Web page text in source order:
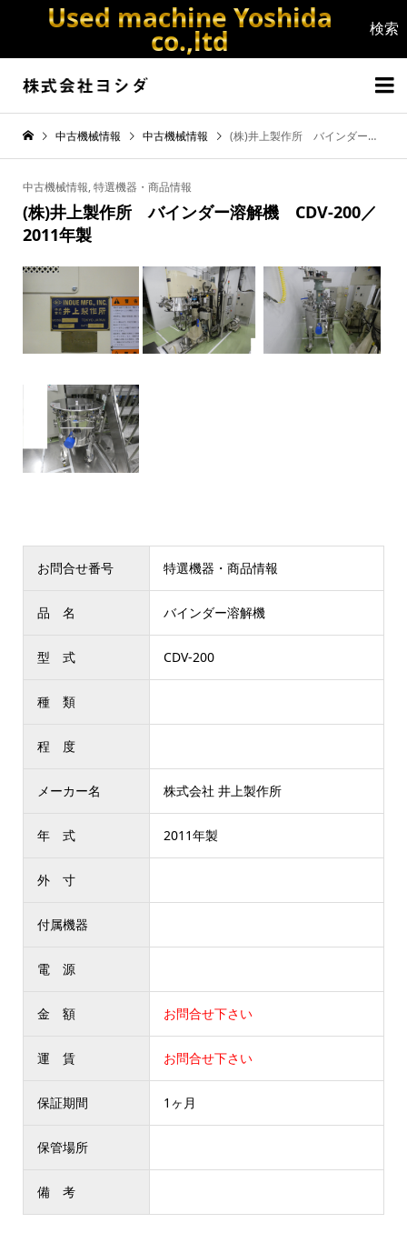
Used machine Yoshida
co.,ltd


中古機械情報 中古機械情報 (株)井上製作所 バインダー溶解機 CDV-200／2011年製
中古機械情報,特選機器・商品情報
(株)井上製作所 バインダー溶解機 CDV-200／
2011年製
お問合せ番号 特選機器・商品情報
品 名 バインダー溶解機
型 式 CDV-200
種 類
程 度
メーカー名 株式会社 井上製作所
年 式 2011年製
外 寸
付属機器
電 源
金 額 お問合せ下さい
運 賃 お問合せ下さい
保証期間 1ヶ月
保管場所
備 考